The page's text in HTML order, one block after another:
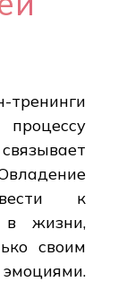
к
в жизни,
своим